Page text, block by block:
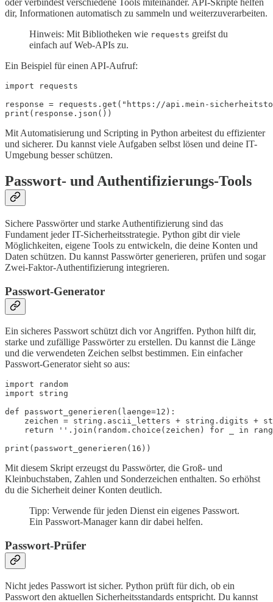
oder verbindest verschiedene Tools miteinander. API-Skripte helfen
dir, Informationen automatisch zu sammeln und weiterzuverarbeiten.
Hinweis: Mit Bibliotheken wie requests greifst du
einfach auf Web-APIs zu.
Ein Beispiel für einen API-Aufruf:
import requests
response = requests.get("https://api.mein-
Mit Automatisierung und Scripting in Python arbeitest du effizienter
und sicherer. Du kannst viele Aufgaben selbst lösen und deine IT-
Umgebung besser schützen.
Passwort- und Authentifizierungs-Tools
Sichere Passwörter und starke Authentifizierung sind das
Fundament jeder IT-Sicherheitsstrategie. Python gibt dir viele
Möglichkeiten, eigene Tools zu entwickeln, die deine Konten und
Daten schützen. Du kannst Passwörter generieren, prüfen und sogar
Zwei-Faktor-Authentifizierung integrieren.
Passwort-Generator
Ein sicheres Passwort schützt dich vor Angriffen. Python hilft dir,
starke und zufällige Passwörter zu erstellen. Du kannst die Länge
und die verwendeten Zeichen selbst bestimmen. Ein einfacher
Passwort-Generator sieht so aus:
import random
import string
def passwort_generieren(laenge=12):
zeichen = string.ascii_letters + string.digits +
return ''.join(random.choice(zeichen) for _ in
Mit diesem Skript erzeugst du Passwörter, die Groß- und
Kleinbuchstaben, Zahlen und Sonderzeichen enthalten. So erhöhst
du die Sicherheit deiner Konten deutlich.
Tipp: Verwende für jeden Dienst ein eigenes Passwort.
Ein Passwort-Manager kann dir dabei helfen.
Passwort-Prüfer
Nicht jedes Passwort ist sicher. Python prüft für dich, ob ein
Passwort den aktuellen Sicherheitsstandards entspricht. Du kannst